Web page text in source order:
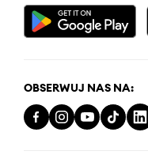
OBSERWUJ NAS NA: